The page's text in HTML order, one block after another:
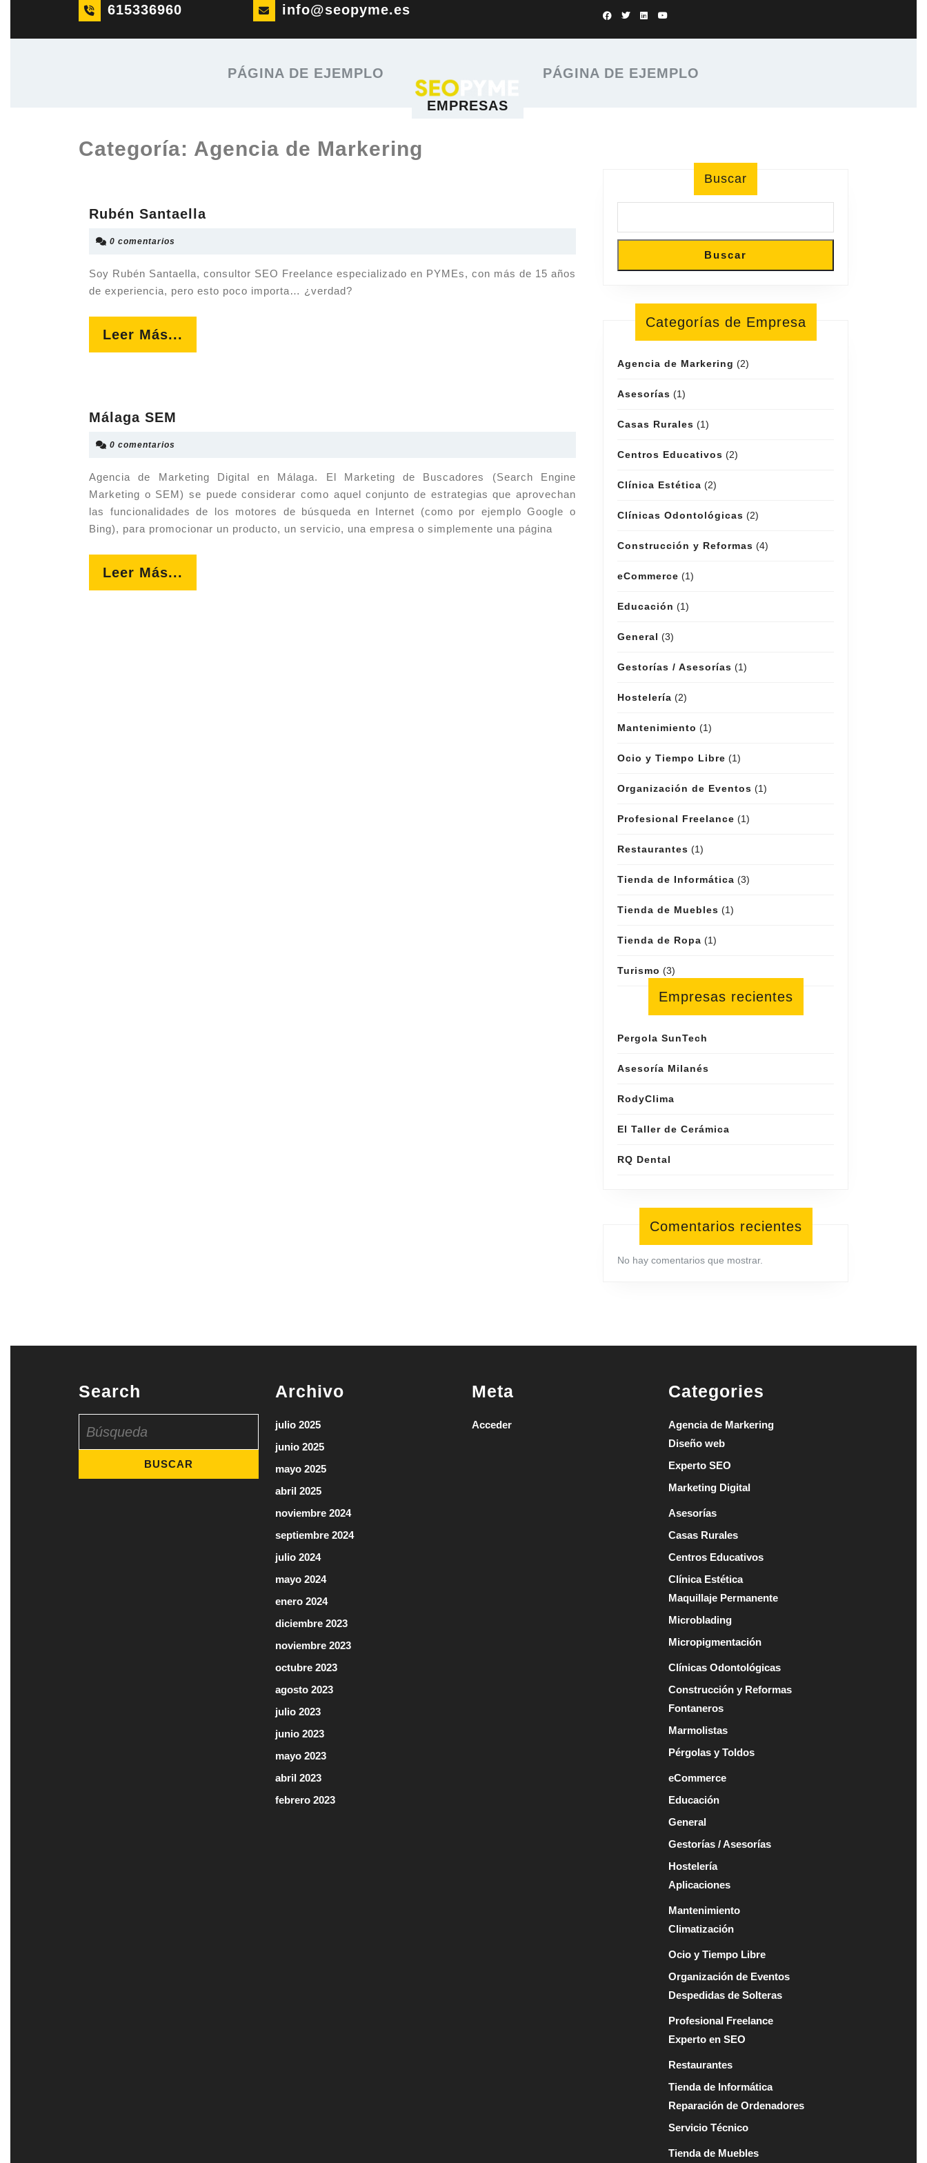
615336960 info@seopyme.es
PÁGINA DE EJEMPLO
EMPRESAS
PÁGINA DE EJEMPLO
Categoría: Agencia de Markering
Rubén Santaella
0 comentarios
Soy Rubén Santaella, consultor SEO Freelance especializado en PYMEs, con más de 15 años
de experiencia, pero esto poco importa… ¿verdad?
Leer Más...
Más...
Málaga SEM
0 comentarios
Agencia de Marketing Digital en Málaga. El Marketing de Buscadores (Search Engine
Marketing o SEM) se puede considerar como aquel conjunto de estrategias que aprovechan
las funcionalidades de los motores de búsqueda en Internet (como por ejemplo Google o
Bing), para promocionar un producto, un servicio, una empresa o simplemente una página
Leer Más...
Más...
Buscar
Buscar
Categorías de Empresa
Agencia de Markering (2)
Asesorías (1)
Casas Rurales (1)
Centros Educativos (2)
Clínica Estética (2)
Clínicas Odontológicas (2)
Construcción y Reformas (4)
eCommerce (1)
Educación (1)
General (3)
Gestorías / Asesorías (1)
Hostelería (2)
Mantenimiento (1)
Ocio y Tiempo Libre (1)
Organización de Eventos (1)
Profesional Freelance (1)
Restaurantes (1)
Tienda de Informática (3)
Tienda de Muebles (1)
Tienda de Ropa (1)
Turismo (3)
Empresas recientes
Pergola SunTech
Asesoría Milanés
RodyClima
El Taller de Cerámica
RQ Dental
Comentarios recientes
No hay comentarios que mostrar.
Search Archivo
julio 2025
junio 2025
mayo 2025
abril 2025
noviembre 2024
septiembre 2024
julio 2024
mayo 2024
enero 2024
diciembre 2023
noviembre 2023
octubre 2023
agosto 2023
julio 2023
junio 2023
mayo 2023
abril 2023
febrero 2023
Meta
Acceder
Categories
Agencia de Markering
Diseño web
Experto SEO
Marketing Digital
Asesorías
Casas Rurales
Centros Educativos
Clínica Estética
Maquillaje Permanente
Microblading
Micropigmentación
Clínicas Odontológicas
Construcción y Reformas
Fontaneros
Marmolistas
Pérgolas y Toldos
eCommerce
Educación
General
Gestorías / Asesorías
Hostelería
Aplicaciones
Mantenimiento
Climatización
Ocio y Tiempo Libre
Organización de Eventos
Despedidas de Solteras
Profesional Freelance
Experto en SEO
Restaurantes
Tienda de Informática
Reparación de Ordenadores
Servicio Técnico
Tienda de Muebles